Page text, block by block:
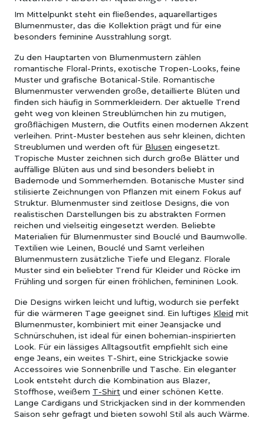
Im Mittelpunkt steht ein fließendes, aquarellartiges
Blumenmuster, das die Kollektion prägt und für eine
besonders feminine Ausstrahlung sorgt.
Zu den Hauptarten von Blumenmustern zählen
romantische Floral-Prints, exotische Tropen-Looks, feine
Muster und grafische Botanical-Stile. Romantische
Blumenmuster verwenden große, detaillierte Blüten und
finden sich häufig in Sommerkleidern. Der aktuelle Trend
geht weg von kleinen Streublümchen hin zu mutigen,
großflächigen Mustern, die Outfits einen modernen Akzent
verleihen. Print-Muster bestehen aus sehr kleinen, dichten
Streublumen und werden oft für Blusen eingesetzt.
Tropische Muster zeichnen sich durch große Blätter und
auffällige Blüten aus und sind besonders beliebt in
Bademode und Sommerhemden. Botanische Muster sind
stilisierte Zeichnungen von Pflanzen mit einem Fokus auf
Struktur. Blumenmuster sind zeitlose Designs, die von
realistischen Darstellungen bis zu abstrakten Formen
reichen und vielseitig eingesetzt werden. Beliebte
Materialien für Blumenmuster sind Bouclé und Baumwolle.
Textilien wie Leinen, Bouclé und Samt verleihen
Blumenmustern zusätzliche Tiefe und Eleganz. Florale
Muster sind ein beliebter Trend für Kleider und Röcke im
Frühling und sorgen für einen fröhlichen, femininen Look.
Die Designs wirken leicht und luftig, wodurch sie perfekt
für die wärmeren Tage geeignet sind. Ein luftiges Kleid mit
Blumenmuster, kombiniert mit einer Jeansjacke und
Schnürschuhen, ist ideal für einen bohemian-inspirierten
Look. Für ein lässiges Alltagsoutfit empfiehlt sich eine
enge Jeans, ein weites T-Shirt, eine Strickjacke sowie
Accessoires wie Sonnenbrille und Tasche. Ein eleganter
Look entsteht durch die Kombination aus Blazer,
Stoffhose, weißem T-Shirt und einer schönen Kette.
Lange Cardigans und Strickjacken sind in der kommenden
Saison sehr gefragt und bieten sowohl Stil als auch Wärme.